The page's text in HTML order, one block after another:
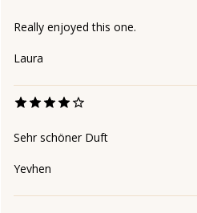
Really enjoyed this one.
Laura
Sehr schöner Duft
Yevhen